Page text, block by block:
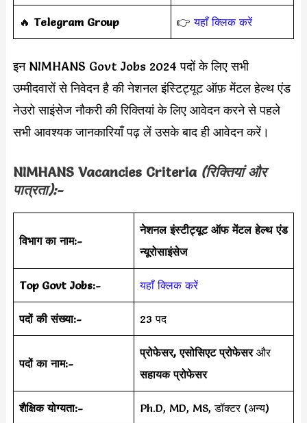
‎️‍🔥 Telegram Group 👉यहाँ क्लिक करें
इन NIMHANS Govt Jobs 2024 पदों के लिए सभी
उम्मीदवारों से निवेदन है की नेशनल इंस्टिट्यूट ऑफ़ मेंटल हेल्थ एंड
नेउरो साइंसेज नौकरी की रिक्तियां के लिए आवेदन करने से पहले
सभी आवश्यक जानकारियाँ पढ़ लें उसके बाद ही आवेदन करें।
NIMHANS Vacancies Criteria (रिक्तियां और
पात्रता):-
विभाग का नाम:-
नेशनल इंस्टीट्यूट ऑफ मेंटल हेल्थ एंड
न्यूरोसाइंसेज
Top Govt Jobs:- यहाँ क्लिक करें
पदों की संख्या:- 23 पद
पदों का नाम:-
प्रोफेसर, एसोसिएट प्रोफेसर और
सहायक प्रोफेसर
शैक्षिक योग्यता:- Ph.D, MD, MS, डॉक्टर (अन्य)